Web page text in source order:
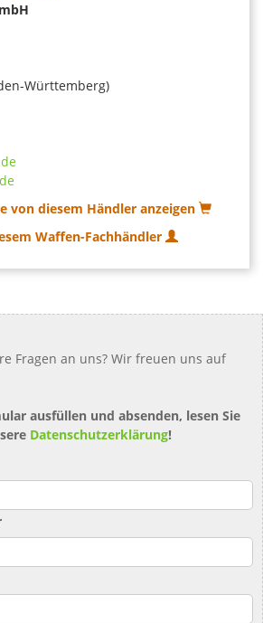
Württemberg)
von diesem Händler anzeigen
Waffen-Fachhändler
Fragen an uns? Wir freuen uns auf
ausfüllen und absenden, lesen Sie
Datenschutzerklärung!